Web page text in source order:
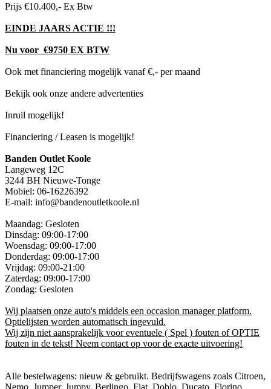
Prijs €10.400,- Ex Btw
EINDE JAARS ACTIE !!!
Nu voor €9750 EX BTW
Ook met financiering mogelijk vanaf €,- per maand
Bekijk ook onze andere advertenties
Inruil mogelijk!
Financiering / Leasen is mogelijk!
Banden Outlet Koole
Langeweg 12C
3244 BH Nieuwe-Tonge
Mobiel: 06-16226392
E-mail: info@bandenoutletkoole.nl
Maandag: Gesloten
Dinsdag: 09:00-17:00
Woensdag: 09:00-17:00
Donderdag: 09:00-17:00
Vrijdag: 09:00-21:00
Zaterdag: 09:00-17:00
Zondag: Gesloten
Wij plaatsen onze auto's middels een occasion manager platform.
Optielijsten worden automatisch ingevuld.
Wij zijn niet aansprakelijk voor eventuele ( Spel ) fouten of OPTIE
fouten in de tekst! Neem contact op voor de exacte uitvoering!
Alle bestelwagens: nieuw & gebruikt. Bedrijfswagens zoals Citroen,
Nemo, Jumper, Jumpy, Berlingo, Fiat, Doblo, Ducato, Fiorino,